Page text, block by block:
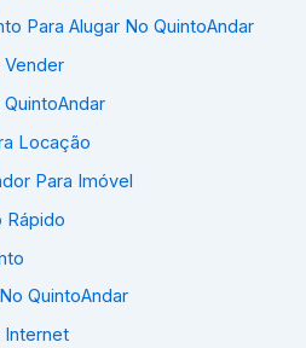
Para Alugar No QuintoAndar
Vender
Locação
Para Imóvel
Rápido
QuintoAndar
Internet